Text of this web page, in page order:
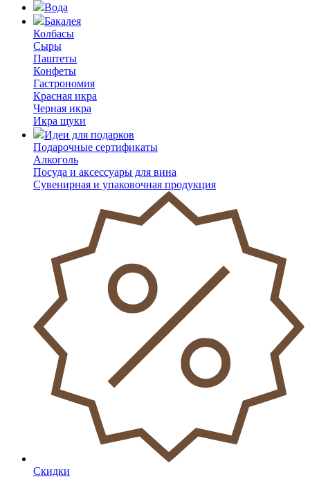
Вода
Бакалея
Колбасы
Сыры
Паштеты
Конфеты
Гастрономия
Красная икра
Черная икра
Икра щуки
Идеи для подарков
Подарочные сертификаты
Алкоголь
Посуда и аксессуары для вина
Сувенирная и упаковочная продукция
Скидки